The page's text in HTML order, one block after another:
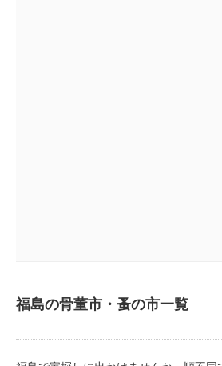
福島の骨董市・蚤の市一覧